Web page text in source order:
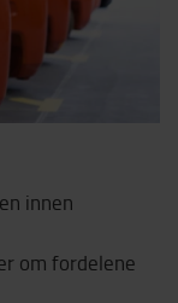
innen
om fordelene